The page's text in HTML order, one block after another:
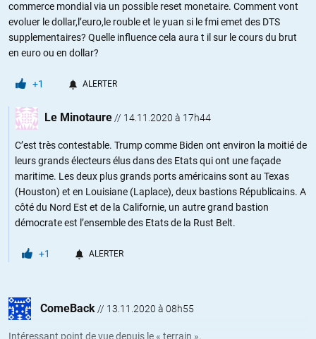
commerce mondial via un possible reset monetaire. Comment vont
evoluer le dollar,l’euro,le rouble et le yuan si le fmi emet des DTS
supplementaires? Quelle influence cela aura t il sur le cours du brut
en euro ou en dollar?
+1 ALERTER
Le Minotaure // 14.11.2020 à 17h44
C’est très contestable. Trump comme Biden ont environ la moitié de
leurs grands électeurs élus dans des Etats qui ont une façade
maritime. Les deux plus grands ports américains sont au Texas
(Houston) et en Louisiane (Laplace), deux bastions Républicains. A
côté du Nord Est et de la Californie, un autre grand bastion
démocrate est l’ensemble des Etats de la Rust Belt.
+1 ALERTER
ComeBack // 13.11.2020 à 08h55
Intéressant point de vue depuis le « terrain ».